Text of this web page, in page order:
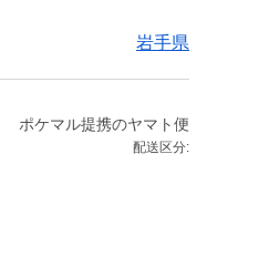
岩手県
ポケマル提携のヤマト便
配送区分: